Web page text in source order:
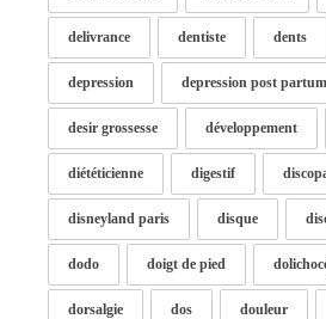
delivrance dentiste dents
depression depression post partum
desir grossesse développement
diététicienne digestif
disneyland paris disque
dodo doigt de pied
dorsalgie dos douleur